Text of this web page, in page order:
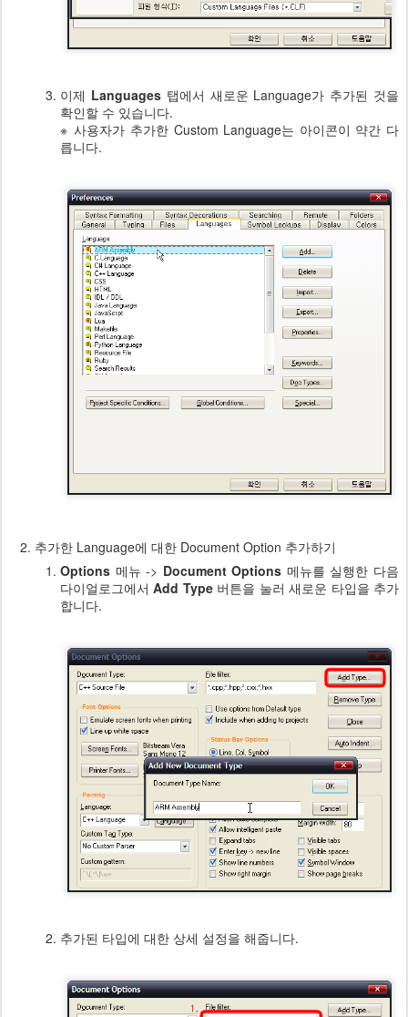
이제 Languages탭에서 새로운 Language가 추가된 것을
확인할 수 있습니다.
※ 사용자가 추가한 Custom Language는 아이콘이 약간 다
릅니다.
추가한 Language에 대한 Document Option 추가하기
Options 메뉴 -> Document Options 메뉴를 실행한 다음
다이얼로그에서Add Type버튼을 눌러 새로운 타입을 추가
합니다.
추가된 타입에 대한 상세 설정을 해줍니다.